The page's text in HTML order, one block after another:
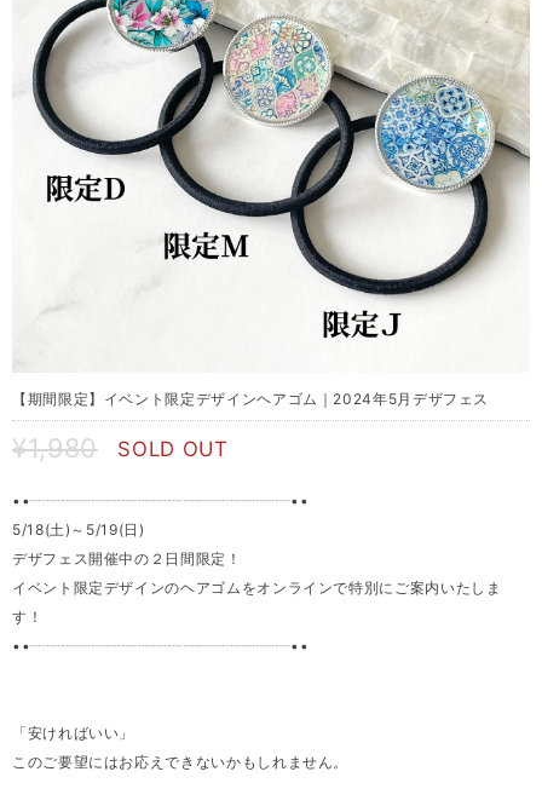
【期間限定】イベント限定デザインヘアゴム｜2024年5月デザフェス
¥1,980 SOLD OUT
••┈┈┈┈┈┈┈┈┈┈┈┈┈┈┈┈┈••
5/18(土)～5/19(日)
デザフェス開催中の２日間限定！
イベント限定デザインのヘアゴムをオンラインで特別にご案内いたしま
す！
••┈┈┈┈┈┈┈┈┈┈┈┈┈┈┈┈┈••
「安ければいい」
このご要望にはお応えできないかもしれません。